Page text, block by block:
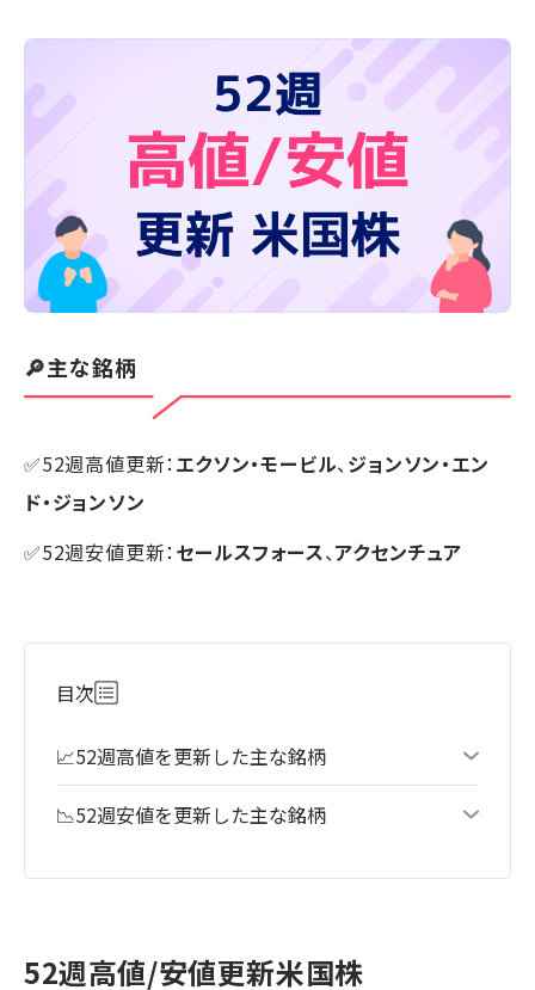
🔎主な銘柄
✅52週高値更新：エクソン・モービル、ジョンソン・エン
ド・ジョンソン
✅52週安値更新：セールスフォース、アクセンチュア
目次
📈52週高値を更新した主な銘柄
📉52週安値を更新した主な銘柄
52週高値/安値更新米国株